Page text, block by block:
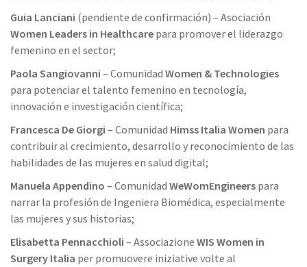
Guia Lanciani (pendiente de confirmación) – Asociación
Women Leaders in Healthcare para promover el liderazgo
femenino en el sector;
Paola Sangiovanni – Comunidad Women & Technologies
para potenciar el talento femenino en tecnología,
innovación e investigación científica;
Francesca De Giorgi – Comunidad Himss Italia Women para
contribuir al crecimiento, desarrollo y reconocimiento de las
habilidades de las mujeres en salud digital;
Manuela Appendino – Comunidad WeWomEngineers para
narrar la profesión de Ingeniera Biomédica, especialmente
las mujeres y sus historias;
Elisabetta Pennacchioli – Associazione WIS Women in
Surgery Italia per promuovere iniziative volte al